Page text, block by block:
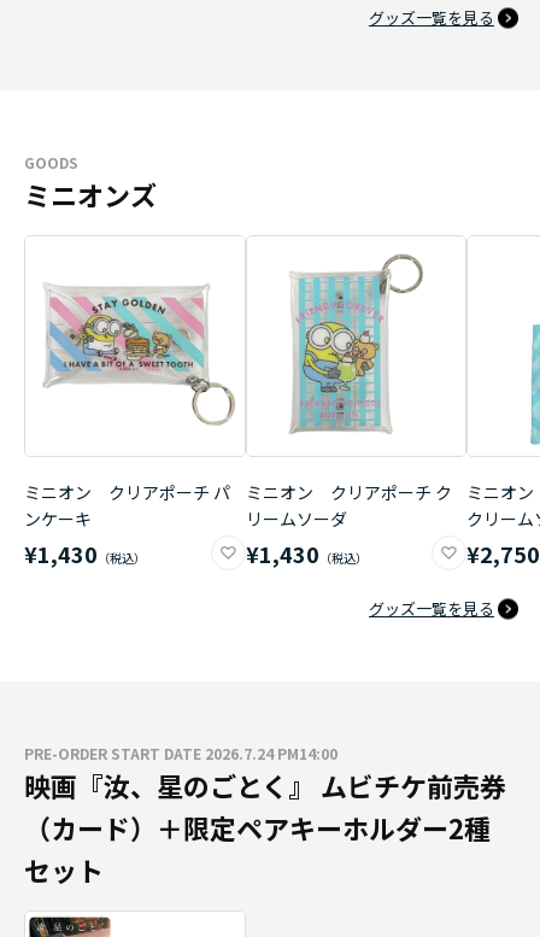
グッズ一覧を見る
GOODS
ミニオンズ
ミニオン クリアポーチ パ
ンケーキ
¥1,430
ミニオン クリアポーチ ク
リームソーダ
¥1,430
ミニオ
クリーム
¥2,750
グッズ一覧を見る
PRE-ORDER START DATE 2026.7.24 PM14:00
映画『汝、星のごとく』 ムビチケ前売券
（カード）＋限定ペアキーホルダー2種
セット